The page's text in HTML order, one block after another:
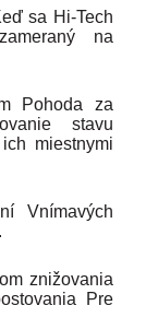
sa Hi-Tech
na
Pohoda za
stavu
miestnymi
Vnímavých
znižovania
Pre